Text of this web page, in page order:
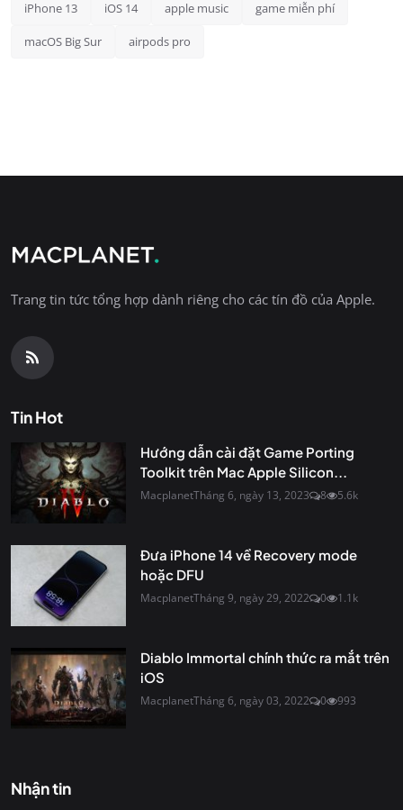
iPhone 13 iOS 14 apple music game miễn phí
macOS Big Sur airpods pro
Trang tin tức tổng hợp dành riêng cho các tín đồ của Apple.
Tin Hot
Hướng dẫn cài đặt Game Porting
Toolkit trên Mac Apple Silicon...
MacplanetTháng 6, ngày 13, 2023 8 5.6k
Đưa iPhone 14 về Recovery mode
hoặc DFU
MacplanetTháng 9, ngày 29, 2022 0 1.1k
Diablo Immortal chính thức ra mắt trên
iOS
MacplanetTháng 6, ngày 03, 2022 0 993
Nhận tin